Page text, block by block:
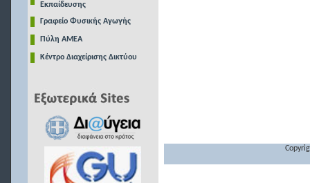
Εκπαίδευσης
Γραφείο Φυσικής Αγωγής
Πύλη ΑΜΕΑ
Κέντρο Διαχείρισης Δικτύου